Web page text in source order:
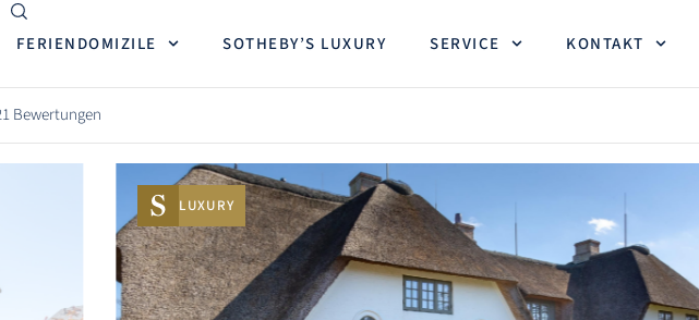
FERIENDOMIZILE SOTHEBY’S LUXURY SERVICE KONTAKT
Bewertungen
LUXURY